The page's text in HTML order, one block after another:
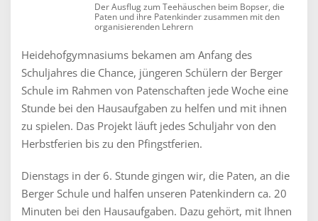
Der Ausflug zum Teehäuschen beim Bopser, die
Paten und ihre Patenkinder zusammen mit den
organisierenden Lehrern
Heidehofgymnasiums bekamen am Anfang des
Schuljahres die Chance, jüngeren Schülern der Berger
Schule im Rahmen von Patenschaften jede Woche eine
Stunde bei den Hausaufgaben zu helfen und mit ihnen
zu spielen. Das Projekt läuft jedes Schuljahr von den
Herbstferien bis zu den Pfingstferien.
Dienstags in der 6. Stunde gingen wir, die Paten, an die
Berger Schule und halfen unseren Patenkindern ca. 20
Minuten bei den Hausaufgaben. Dazu gehört, mit Ihnen